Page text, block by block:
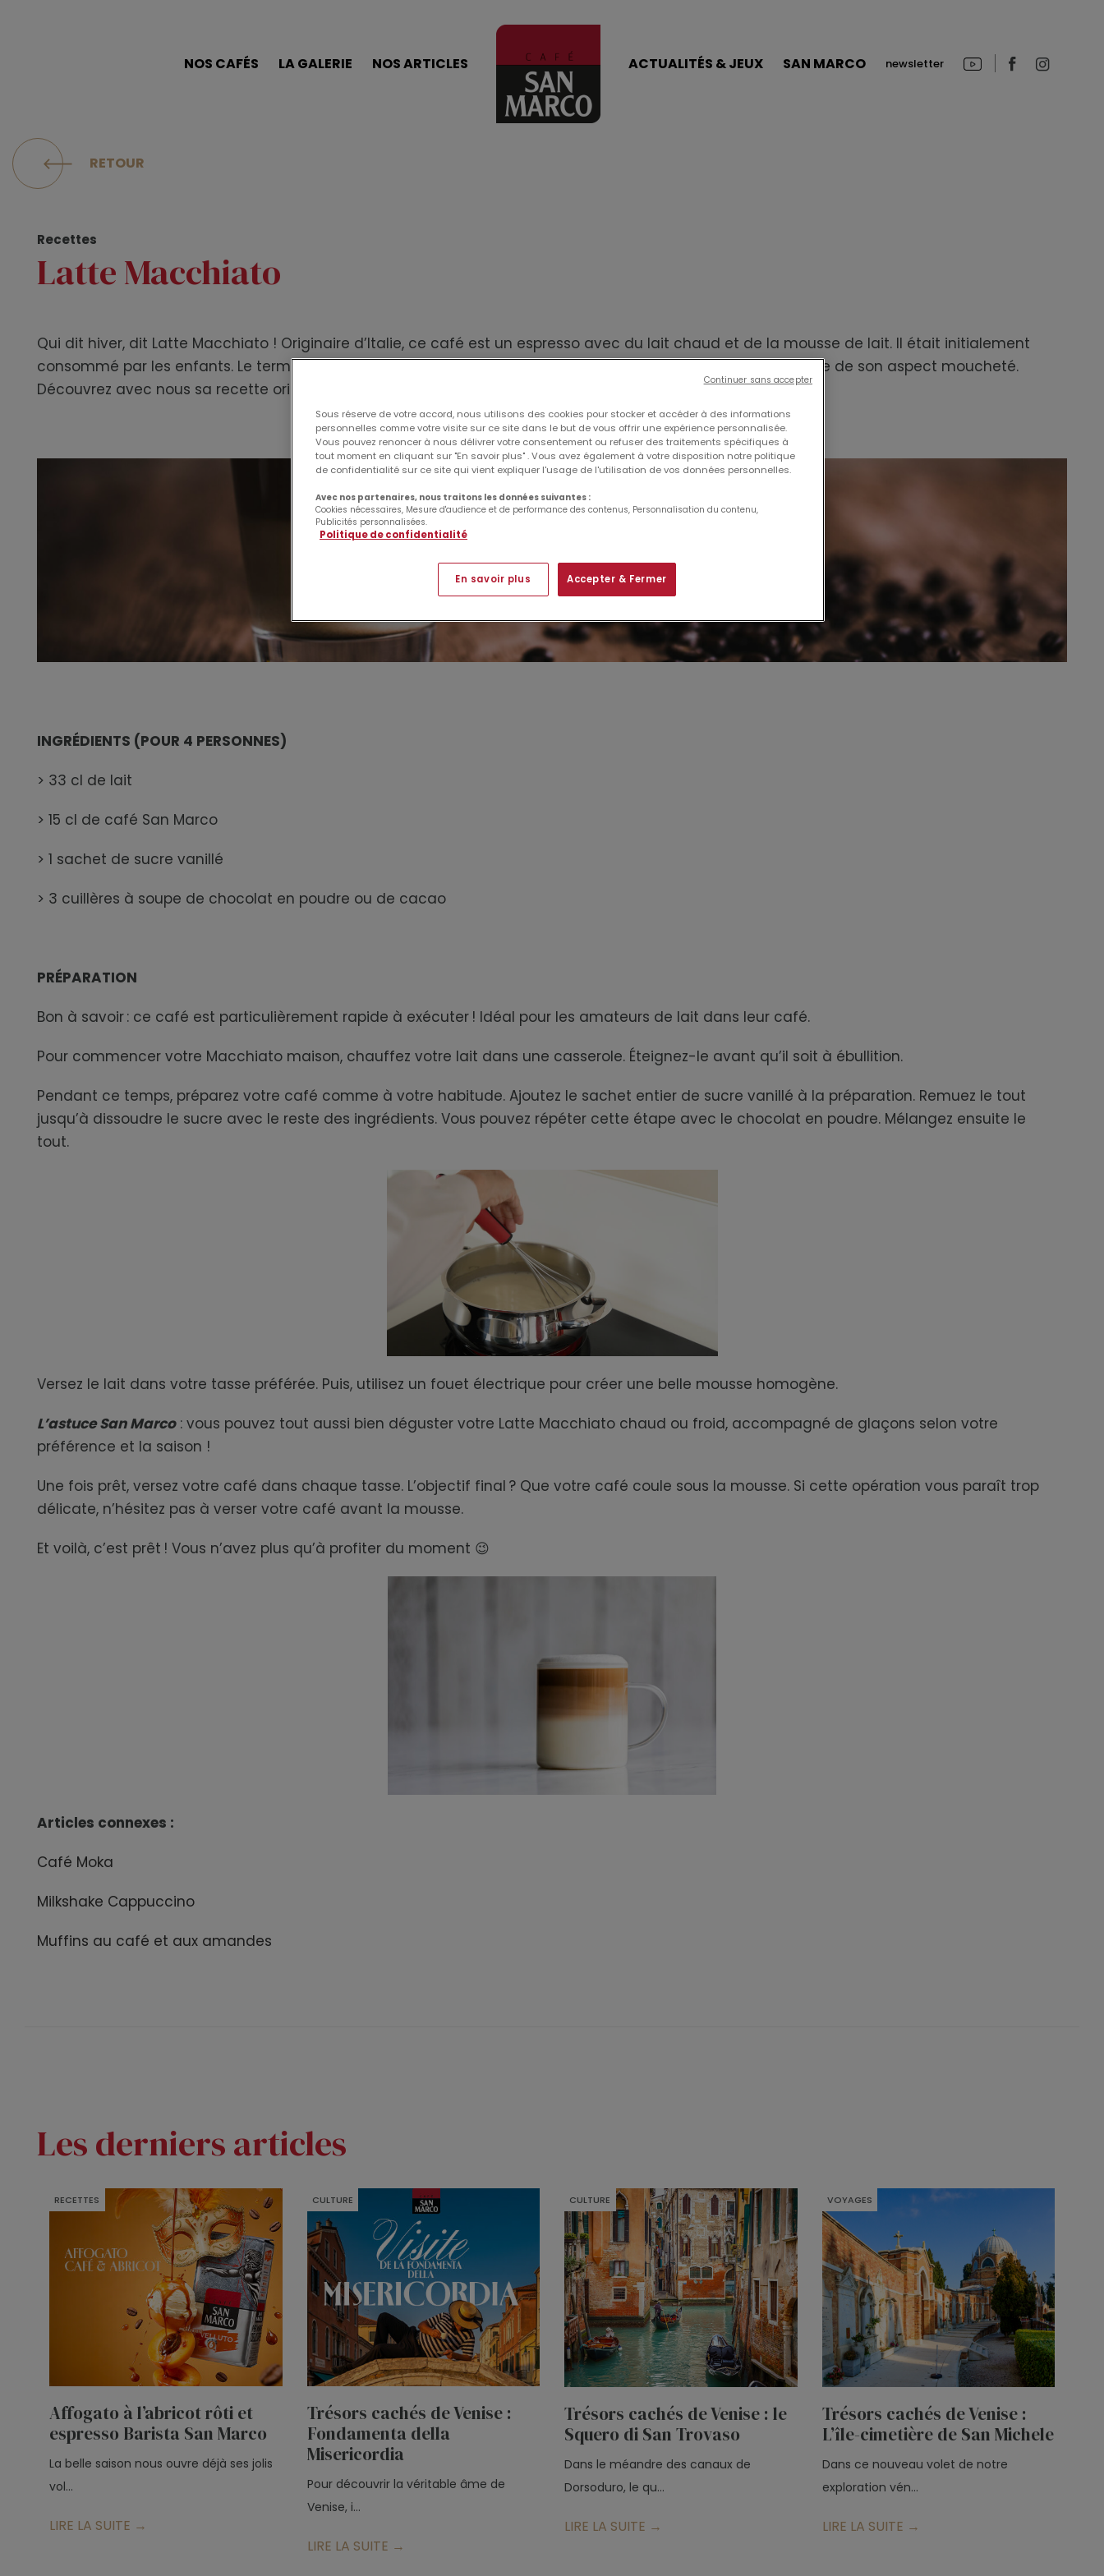
NOS CAFÉS LA GALERIE NOS ARTICLES ACTUALITÉS & JEUX SAN MARCO newsletter |
RETOUR
Recettes
Latte Macchiato
Qui dit hiver, dit Latte Macchiato ! Originaire d’Italie, ce café est un espresso avec du lait chaud et de la mousse de lait. Il était initialement
consommé par les enfants. Le terme italien Macchiato signifie “tacheter”. Pourquoi ? Tout simplement, à cause de son aspect moucheté.
Découvrez avec nous sa recette originale !
INGRÉDIENTS (POUR 4 PERSONNES)
> 33 cl de lait
> 15 cl de café San Marco
> 1 sachet de sucre vanillé
> 3 cuillères à soupe de chocolat en poudre ou de cacao
PRÉPARATION
Bon à savoir : ce café est particulièrement rapide à exécuter ! Idéal pour les amateurs de lait dans leur café.
Pour commencer votre Macchiato maison, chauffez votre lait dans une casserole. Éteignez-le avant qu’il soit à ébullition.
Pendant ce temps, préparez votre café comme à votre habitude. Ajoutez le sachet entier de sucre vanillé à la préparation. Remuez le tout
jusqu’à dissoudre le sucre avec le reste des ingrédients. Vous pouvez répéter cette étape avec le chocolat en poudre. Mélangez ensuite le
tout.
Versez le lait dans votre tasse préférée. Puis, utilisez un fouet électrique pour créer une belle mousse homogène.
L’astuce San Marco: vous pouvez tout aussi bien déguster votre Latte Macchiato chaud ou froid, accompagné de glaçons selon votre
préférence et la saison !
Une fois prêt, versez votre café dans chaque tasse. L’objectif final ? Que votre café coule sous la mousse. Si cette opération vous paraît trop
délicate, n’hésitez pas à verser votre café avant la mousse.
Et voilà, c’est prêt ! Vous n’avez plus qu’à profiter du moment 😉
Articles connexes :
Café Moka
Milkshake Cappuccino
Muffins au café et aux amandes
Les derniers articles
RECETTES
Affogato à l’abricot rôti et
espresso Barista San Marco
La belle saison nous ouvre déjà ses jolis
vol...
LIRE LA SUITE →
CULTURE
Trésors cachés de Venise :
Fondamenta della
Misericordia
Pour découvrir la véritable âme de
Venise, i...
LIRE LA SUITE →
CULTURE
Trésors cachés de Venise : le
Squero di San Trovaso
Dans le méandre des canaux de
Dorsoduro, le qu...
LIRE LA SUITE →
VOYAGES
Trésors cachés de Venise :
L’île-cimetière de San Michele
Dans ce nouveau volet de notre
exploration vén...
LIRE LA SUITE →
Sous réserve de votre accord, nous utilisons des cookies pour stocker et accéder à des informations
personnelles comme votre visite sur ce site dans le but de vous offrir une expérience personnalisée.
Vous pouvez renoncer à nous délivrer votre consentement ou refuser des traitements spécifiques à
tout moment en cliquant sur "En savoir plus" . Vous avez également à votre disposition notre politique
de confidentialité sur ce site qui vient expliquer l'usage de l'utilisation de vos données personnelles.
Avec nos partenaires, nous traitons les données suivantes :
Cookies nécessaires, Mesure d'audience et de performance des contenus, Personnalisation du contenu,
Publicités personnalisées.
Politique de confidentialité
Accepter & Fermer
En savoir plus
Continuer sans accepter